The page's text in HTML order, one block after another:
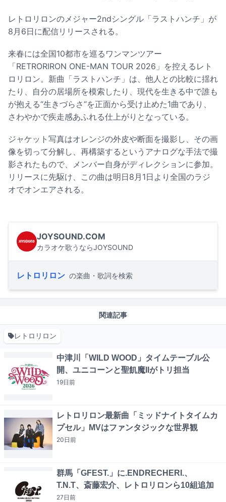
レトロリロンのメジャー2ndシングル「ラストハンチ」が
8月6日に配信リリースされる。
来春には全国10都市を巡るワンマンツアー
「RETRORIRON ONE-MAN TOUR 2026」を控えるレト
ロリロン。新曲「ラストハンチ」は、他人との比較に揺れ
たり、自分の居場所を模索したり、現代を生きる中で誰も
が抱える“生きづらさ“を正面から受け止めた1曲であり、
さわやかで疾走感あふれる仕上がりとなっている。
ジャケット写真はオレンジの外皮や断面を撮影し、その画
像を切って分解し、再構築するというアナログな手法で撮
影されたもので、メンバー自身がディレクションに参加。
リリースに先駆け、この曲は明日8月1日より全国のラジ
オでオンエアされる。
JOYSOUND.COM
カラオケ歌うならJOYSOUND
レトロリロン の楽曲・歌詞を検索
関連記事
レトロリロン
中津川「WILD WOOD」タイムテーブル公
開、ユニコーンと聖飢魔IIがトリ担当
19日前
レトロリロン最新曲「ミッドナイトタイムカ
プセル」MVはファンタジックな世界観
20日前
群馬「GFEST.」に.ENDRECHERI.、
T.N.T、斎藤宏介、レトロリロンら10組追加
27日前